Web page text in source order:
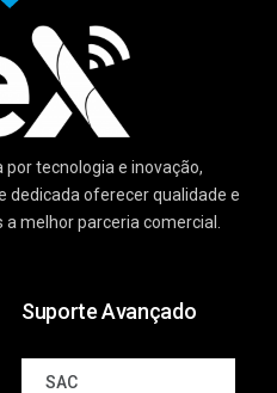
por tecnologia e inovação,
dedicada oferecer qualidade e
melhor parceria comercial.
Suporte Avançado
SAC